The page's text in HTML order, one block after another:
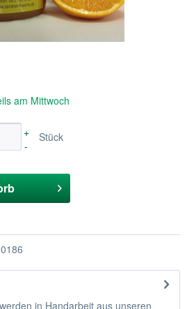
am Mittwoch
+
-
Stück
in Handarbeit aus unseren